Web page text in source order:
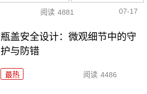
阅读 4881 07-17
瓶盖安全设计：微观细节中的守
护与防错
最热 阅读 4486